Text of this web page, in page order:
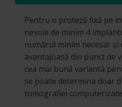
Pentru o proteză fixă pe
nevoie de minim 4
numărul minim necesar și
avantajoasă din punct de
cea mai bună variantă
se poate determina doar
tomografiei